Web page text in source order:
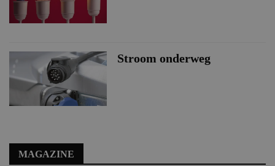
Stroom onderweg
MAGAZINE